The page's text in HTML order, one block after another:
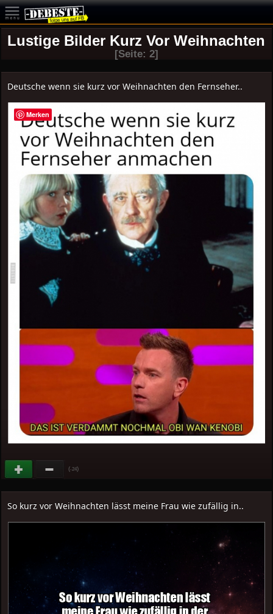
Lustige Bilder Kurz Vor Weihnachten
[Seite: 2]
Deutsche wenn sie kurz vor Weihnachten den Fernseher..
(-24)
So kurz vor Weihnachten lässt meine Frau wie zufällig in..
Merken